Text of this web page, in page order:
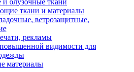
блузочные ткани
ткани и материалы
ветрозащитные,
рекламы
видимости для
материалы